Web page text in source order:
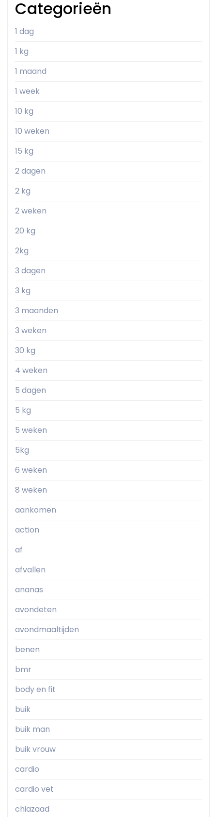
Categorieën
1 dag
1 kg
1 maand
1 week
10 kg
10 weken
15 kg
2 dagen
2 kg
2 weken
20 kg
2kg
3 dagen
3 kg
3 maanden
3 weken
30 kg
4 weken
5 dagen
5 kg
5 weken
5kg
6 weken
8 weken
aankomen
action
af
afvallen
ananas
avondeten
avondmaaltijden
benen
bmr
body en fit
buik
buik man
buik vrouw
cardio
cardio vet
chiazaad